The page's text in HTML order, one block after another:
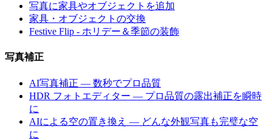
写真に家具やオブジェクトを追加
家具・オブジェクトの交換
Festive Flip - ホリデー＆季節の装飾
写真補正
AI写真補正 — 数秒でプロ品質
HDR フォトエディター — プロ品質の露出補正を瞬時
に
AIによる空の置き換え — どんな外観写真も完璧な空
に